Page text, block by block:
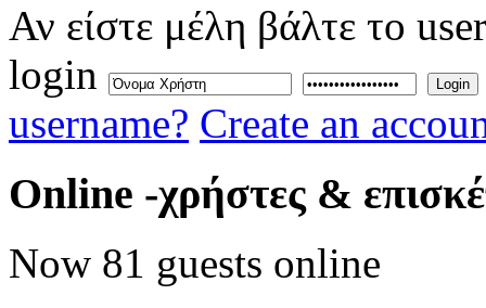
Αν είστε μέλη βάλτε το
login
Login
username? Create an
Online -χρήστες &
Now 81 guests online